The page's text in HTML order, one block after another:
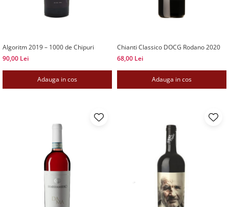
Algoritm 2019 – 1000 de Chipuri
90,00 Lei
Adauga in cos
Chianti Classico DOCG Rodano 2020
68,00 Lei
Adauga in cos